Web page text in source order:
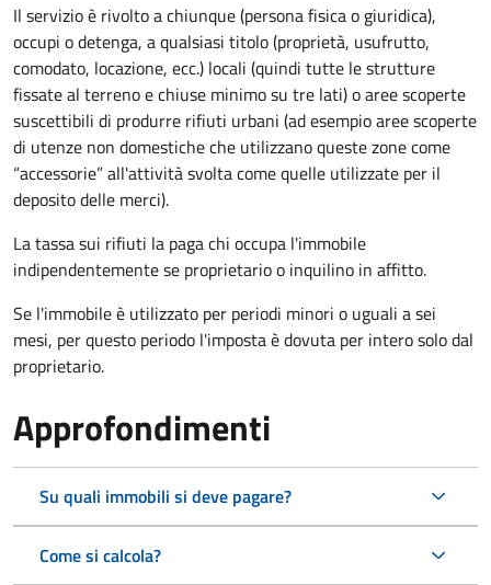
Il servizio è rivolto a chiunque (persona fisica o giuridica),
occupi o detenga, a qualsiasi titolo (proprietà, usufrutto,
comodato, locazione, ecc.) locali (quindi tutte le strutture
fissate al terreno e chiuse minimo su tre lati) o aree scoperte
suscettibili di produrre rifiuti urbani (ad esempio aree scoperte
di utenze non domestiche che utilizzano queste zone come
“accessorie” all'attività svolta come quelle utilizzate per il
deposito delle merci).
La tassa sui rifiuti la paga chi occupa l'immobile
indipendentemente se proprietario o inquilino in affitto.
Se l'immobile è utilizzato per periodi minori o uguali a sei
mesi, per questo periodo l'imposta è dovuta per intero solo dal
proprietario.
Approfondimenti
Su quali immobili si deve pagare?
Come si calcola?